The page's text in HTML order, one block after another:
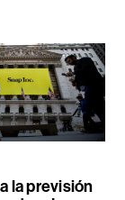
la previsión